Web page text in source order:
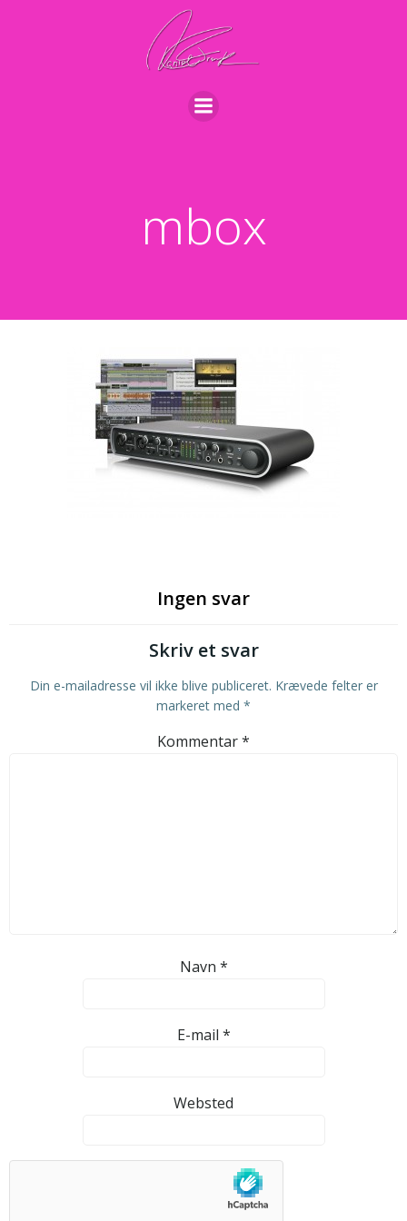
til
indhold
mbox
Ingen svar
Skriv et svar
Din e-mailadresse vil ikke blive publiceret. Krævede felter er
markeret med *
Kommentar*
Navn *
E-mail *
Websted